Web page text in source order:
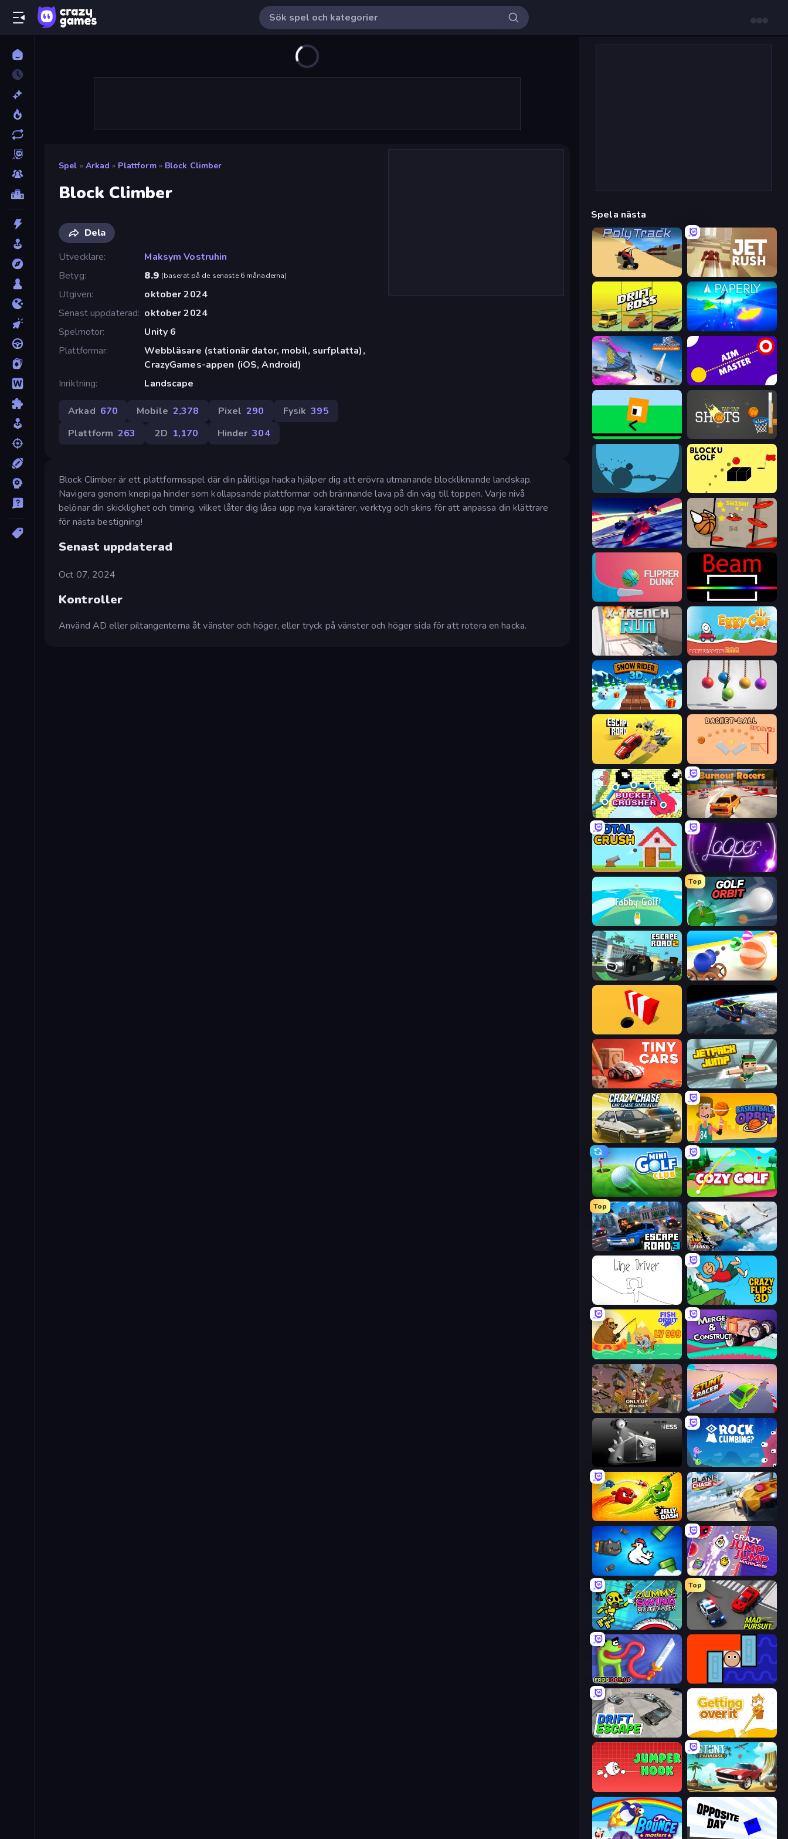
Spel » Arkad » Plattform » Block Climber
Block Climber
Dela
Utvecklare
Maksym Vostruhin
Betyg
8.9 (baserat på de senaste 6 månaderna)
Utgiven
oktober 2024
Senast uppdaterad oktober 2024
Spelmotor
Unity 6
Plattformar
Webbläsare (stationär dator, mobil, surfplatta),
CrazyGames-appen (iOS, Android)
Inriktning
Landscape
Arkad 670 Mobile 2,378 Pixel 290 Fysik 395
Plattform 263 2D 1,170 Hinder 304
Block Climber är ett plattformsspel där din pålitliga hacka hjälper dig att erövra utmanande blockliknande landskap.
Navigera genom knepiga hinder som kollapsande plattformar och brännande lava på din väg till toppen. Varje nivå
belönar din skicklighet och timing, vilket låter dig låsa upp nya karaktärer, verktyg och skins för att anpassa din klättrare
för nästa bestigning!
Senast uppdaterad
Oct 07, 2024
Kontroller
Använd AD eller piltangenterna åt vänster och höger, eller tryck på vänster och höger sida för att rotera en hacka.
Spela nästa
Jet Rush
Drift Boss Paperly: Paper Plane Adventure
Base Jump Wing Suit Flying Aim Master
Oh, flip!
circloO Bounce Blocku Golf
Hyperspace Racers 3 Flappy Dunk
Flipper Dunk 3D Beam
X Trench Run Eggy Car
Snow Rider 3D Pendulum Master
Escape Road
Bucket Crusher Burnout Racers
Total Crush Looper
Fabby Golf!
Top
Golf Orbit
Escape Road 2 Ball Blaster
Color Hole Flying Wings HoverCraft
Tiny Cars Jetpack Jump
Crazy Chase - Car Chase Simulator Basketball Orbit
Mini Golf Club Cozy Golf
Top
Escape Road 3 Jump Into The Plane
Crazy Flips 3D
Fish Orbit Merge & Construct
Only Up: Parkour Stunt Racer
Sqube Darkness Rock Climbing?
Jelly Dash Plane Chase
Honk Crazy Jump Jump Multiplayer
Crazy Dummy Swing Multiplayer
Top
Mad Pursuit
Frogiddy Lava and Aqua
Drift Escape Getting Over It
Stunt Paradise